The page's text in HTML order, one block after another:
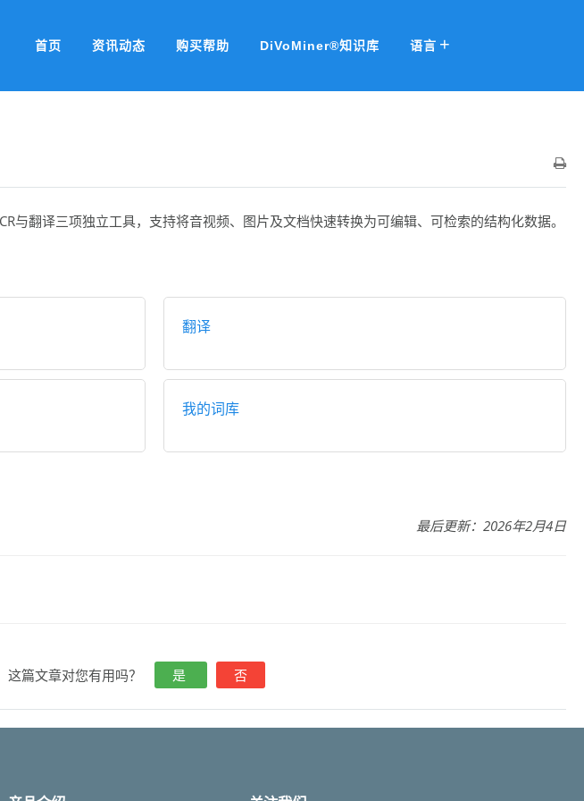
首页 资讯动态 购买帮助 DiVoMiner®知识库 语言
与翻译三项独立工具，支持将音视频、图片及文档快速转换为可编辑、可检索的结构化数据。
翻译
我的词库
最后更新：2026年2月4日
这篇文章对您有用吗？ 是 否